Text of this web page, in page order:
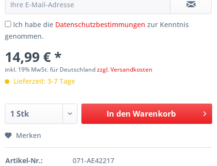
Ich habe die Datenschutzbestimmungen zur Kenntnis
genommen.
14,99 € *
inkl. 19% MwSt. für Deutschlandzzgl. Versandkosten
Lieferzeit: 3-7 Tage
In den Warenkorb
Merken
Artikel-Nr.:
071-AE42217